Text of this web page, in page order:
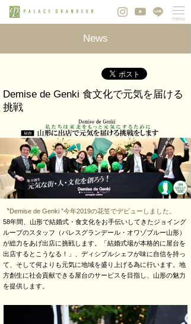
News
Demise de Genki 食文化で元気を届ける
挑戦
〝Demise de Genki ″今年2019の花笠でデビューしました。
58年間、山形で結婚式・食文化をお手伝いしてきたジョイング
ループのスタッフ（パレスグランデール・オワゾブルー山形）
が総力をあげ出店に挑戦します。「結婚式場が本格的に屋台を
出店するとこうなる！」、ディシプルシェフが味に自信を持っ
て、そして何よりも元気に地域を盛り上げる為に行います。地
方創生に社会貢献できる屋台のサービスを目指し、山形の魅力
を提供します。